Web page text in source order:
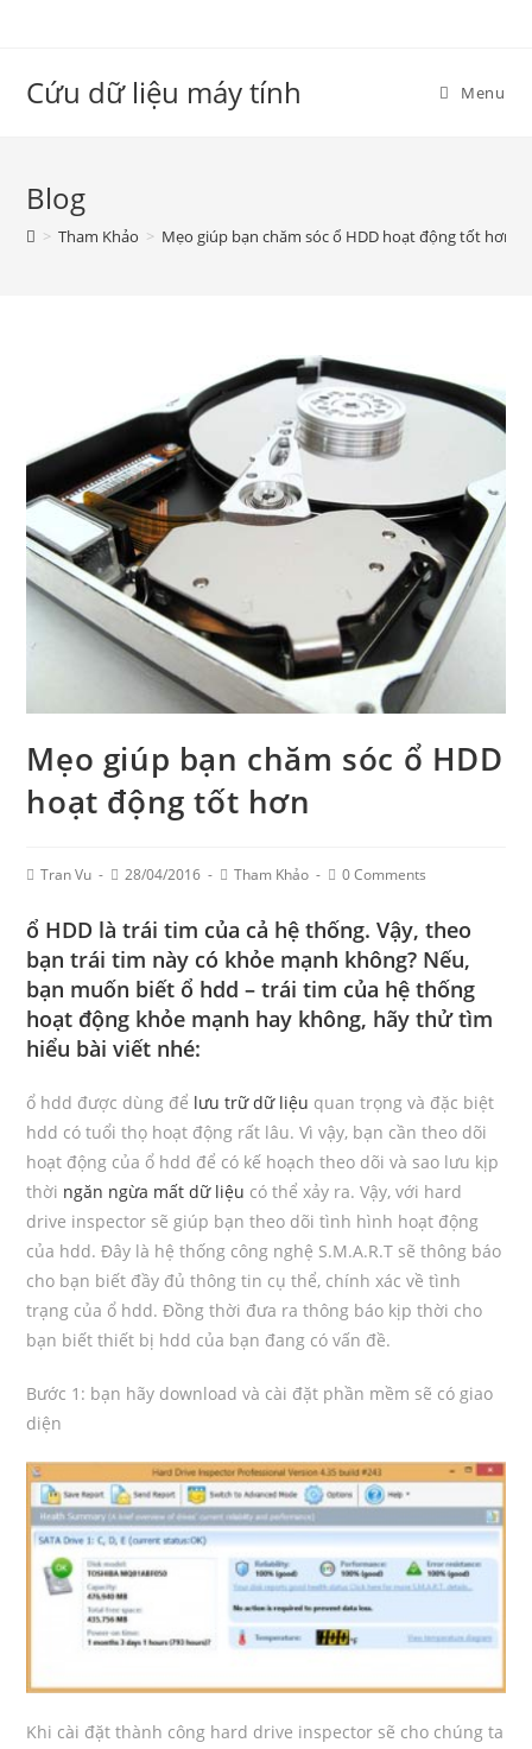
Cứu dữ liệu máy tính Menu
Blog
> Tham Khảo > Mẹo giúp bạn chăm sóc ổ HDD hoạt động tốt hơn
Mẹo giúp bạn chăm sóc ổ HDD
hoạt động tốt hơn
PostTran Vu
Post28/04/2016
PostTham Khảo
Post0 Comments
ổ HDD là trái tim của cả hệ thống. Vậy, theo
bạn trái tim này có khỏe mạnh không? Nếu,
bạn muốn biết ổ hdd – trái tim của hệ thống
hoạt động khỏe mạnh hay không, hãy thử tìm
hiểu bài viết nhé:
ổ hdd được dùng để lưu trữ dữ liệu quan trọng và đặc biệt
hdd có tuổi thọ hoạt động rất lâu. Vì vậy, bạn cần theo dõi
hoạt động của ổ hdd để có kế hoạch theo dõi và sao lưu kịp
thời ngăn ngừa mất dữ liệu có thể xảy ra. Vậy, với hard
drive inspector sẽ giúp bạn theo dõi tình hình hoạt động
của hdd. Đây là hệ thống công nghệ S.M.A.R.T sẽ thông báo
cho bạn biết đầy đủ thông tin cụ thể, chính xác về tình
trạng của ổ hdd. Đồng thời đưa ra thông báo kịp thời cho
bạn biết thiết bị hdd của bạn đang có vấn đề.
Bước 1: bạn hãy download và cài đặt phần mềm sẽ có giao
diện
Khi cài đặt thành công hard drive inspector sẽ cho chúng ta